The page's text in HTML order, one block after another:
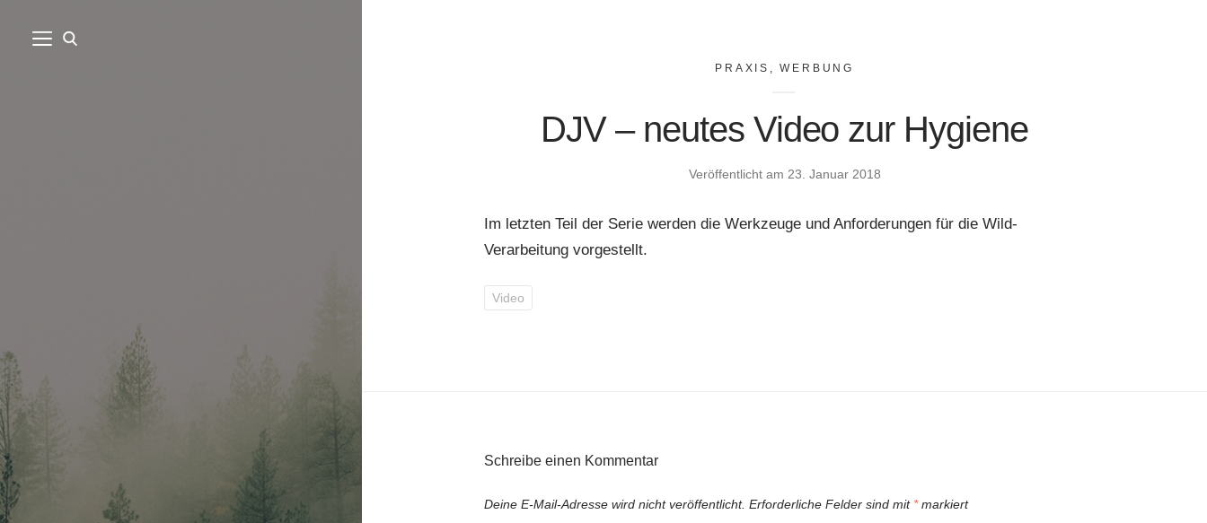
PRAXIS ,WERBUNG
DJV – neutes Video zur Hygiene
Veröffentlicht am 23. Januar 2018
Im letzten Teil der Serie werden die Werkzeuge und Anforderungen für die Wild-
Verarbeitung vorgestellt.
Video
Schreibe einen Kommentar
Deine E-Mail-Adresse wird nicht veröffentlicht. Erforderliche Felder sind mit *markiert